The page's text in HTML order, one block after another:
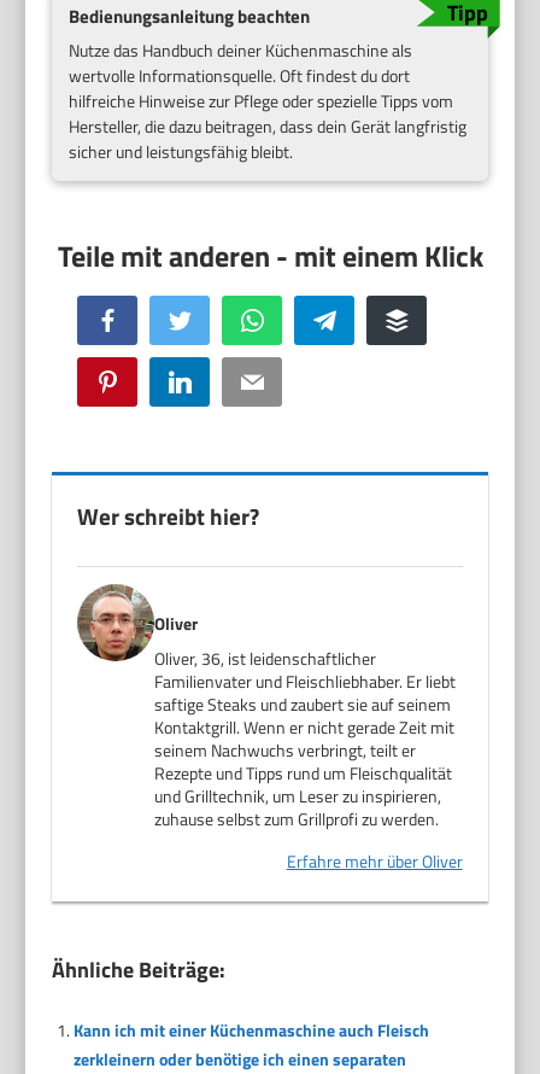
Bedienungsanleitung beachten
Nutze das Handbuch deiner Küchenmaschine als
wertvolle Informationsquelle. Oft findest du dort
hilfreiche Hinweise zur Pflege oder spezielle Tipps vom
Hersteller, die dazu beitragen, dass dein Gerät langfristig
sicher und leistungsfähig bleibt.
Facebook Twitter WhatsApp Telegram Buffer
Pinterest LinkedIn Email
Wer schreibt hier?
Oliver
Oliver, 36, ist leidenschaftlicher
Familienvater und Fleischliebhaber. Er liebt
saftige Steaks und zaubert sie auf seinem
Kontaktgrill. Wenn er nicht gerade Zeit mit
seinem Nachwuchs verbringt, teilt er
Rezepte und Tipps rund um Fleischqualität
und Grilltechnik, um Leser zu inspirieren,
zuhause selbst zum Grillprofi zu werden.
Erfahre mehr über Oliver
Ähnliche Beiträge:
Kann ich mit einer Küchenmaschine auch Fleisch
zerkleinern oder benötige ich einen separaten